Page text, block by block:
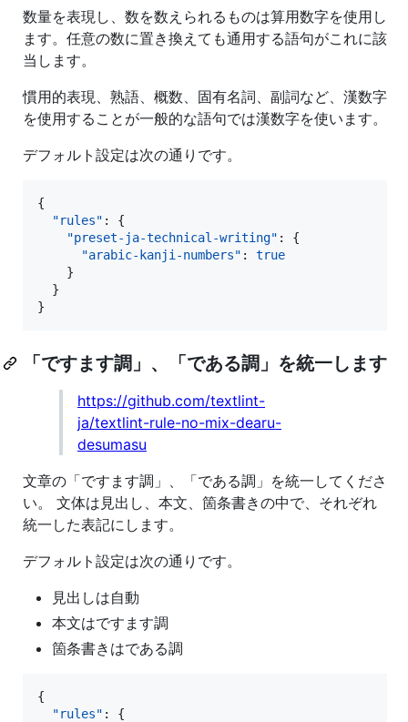
数量を表現し、数を数えられるものは算用数字を使用し
ます。任意の数に置き換えても通用する語句がこれに該
当します。
慣用的表現、熟語、概数、固有名詞、副詞など、漢数字
を使用することが一般的な語句では漢数字を使います。
デフォルト設定は次の通りです。
{
"rules" : {
"preset-ja-technical-writing" : {
"arabic-kanji-numbers" : true
    }
  }
}
「ですます調」、「である調」を統一します
https://github.com/textlint-
ja/textlint-rule-no-mix-dearu-
desumasu
文章の「ですます調」、「である調」を統一してくださ
い。 文体は見出し、本文、箇条書きの中で、それぞれ
統一した表記にします。
デフォルト設定は次の通りです。
見出しは自動
本文はですます調
箇条書きはである調
{
"rules" : {